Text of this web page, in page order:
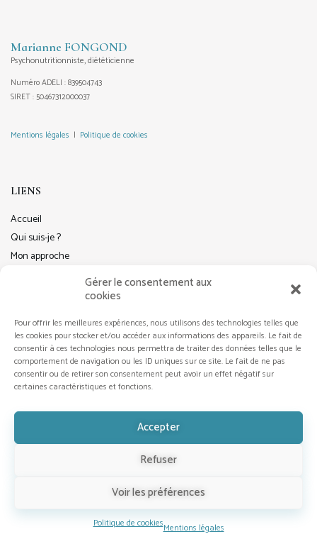
Gérer le consentement aux
cookies
Pour offrir les meilleures expériences, nous utilisons des technologies telles que
les cookies pour stocker et/ou accéder aux informations des appareils. Le fait de
consentir à ces technologies nous permettra de traiter des données telles que le
comportement de navigation ou les ID uniques sur ce site. Le fait de ne pas
consentir ou de retirer son consentement peut avoir un effet négatif sur
certaines caractéristiques et fonctions.
Accepter
Refuser
Voir les préférences
Politique de cookiesMentions légales
Marianne FONGOND
Psychonutritionniste, diététicienne
Numéro ADELI : 839504743
SIRET : 50467312000037
Mentions légales | Politique de cookies
LIENS
Accueil
Qui suis-je ?
Mon approche
Comportements alimentaires
Pleine conscience
Contact
RÉSEAUX SOCIAUX
Marianne Fongond 2026. Tous droits réservés.
Prendre rendez-vous